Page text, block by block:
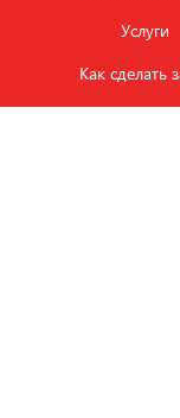
Услуги
Как сделать